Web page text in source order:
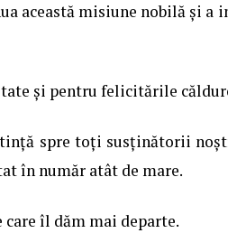
această misiune nobilă și a
și pentru felicitările
spre toți susținătorii
în număr atât de mare.
îl dăm mai departe.